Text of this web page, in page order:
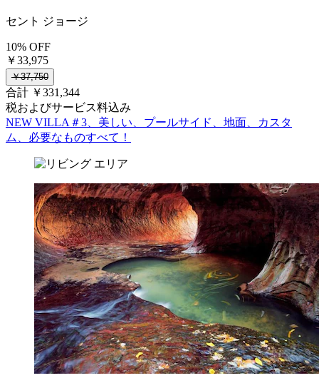
セント ジョージ
10% OFF
￥33,975
￥37,750
合計 ￥331,344
税およびサービス料込み
NEW VILLA＃3、美しい、プールサイド、地面、カスタ
ム、必要なものすべて！